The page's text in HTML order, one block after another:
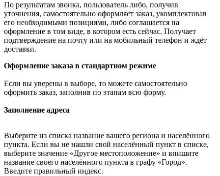
По результатам звонка, пользователь либо, получив
уточнения, самостоятельно оформляет заказ, укомплектовав
его необходимыми позициями, либо соглашается на
оформление в том виде, в котором есть сейчас. Получает
подтверждение на почту или на мобильный телефон и ждёт
доставки.
Оформление заказа в стандартном режиме
Если вы уверены в выборе, то можете самостоятельно
оформить заказ, заполнив по этапам всю форму.
Заполнение адреса
Выберите из списка название вашего региона и населённого
пункта. Если вы не нашли свой населённый пункт в списке,
выберите значение «Другое местоположение» и впишите
название своего населённого пункта в графу «Город».
Введите правильный индекс.